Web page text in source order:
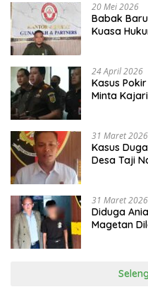
20 Mei 2026
Babak
Kuasa
24 April 2026
Kasus
Minta
31 Maret 2026
Kasus
Desa Taji
31 Maret 2026
Diduga
Magetan